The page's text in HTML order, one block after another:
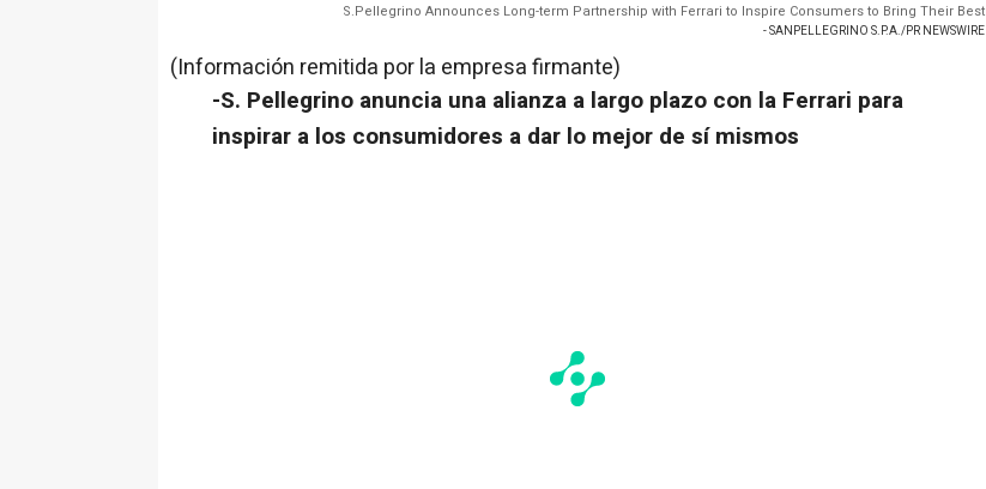
S.Pellegrino Announces Long-term Partnership with Ferrari to Inspire Consumers to Bring Their Best
- SANPELLEGRINO S.P.A./PR NEWSWIRE
(Información remitida por la empresa firmante)
-S. Pellegrino anuncia una alianza a largo plazo con la Ferrari para
inspirar a los consumidores a dar lo mejor de sí mismos